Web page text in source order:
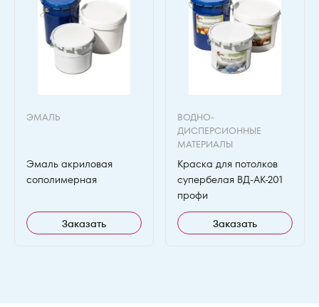
ЭМАЛЬ
Эмаль акриловая
сополимерная
Заказать
ВОДНО-
ДИСПЕРСИОННЫЕ
МАТЕРИАЛЫ
Краска для потолков
супербелая ВД-АК-201
профи
Заказать